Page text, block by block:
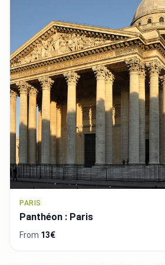
PARIS
Panthéon : Paris
From 13€